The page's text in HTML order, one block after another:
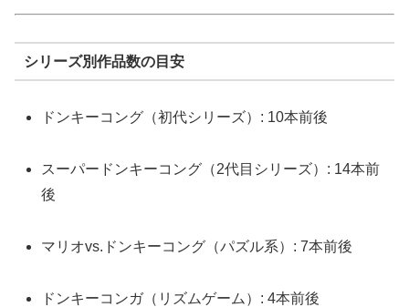
シリーズ別作品数の目安
ドンキーコング（初代シリーズ）: 10本前後
スーパードンキーコング（2代目シリーズ）: 14本前
後
マリオvs.ドンキーコング（パズル系）: 7本前後
ドンキーコンガ（リズムゲーム）: 4本前後